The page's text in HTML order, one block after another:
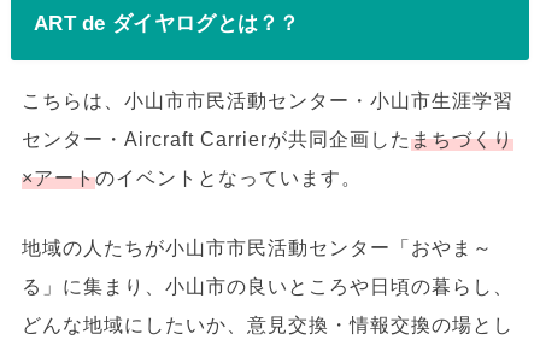
ART de ダイヤログとは？？
こちらは、小山市市民活動センター・小山市生涯学習
センター・Aircraft Carrierが共同企画したまちづくり
×アートのイベントとなっています。
地域の人たちが小山市市民活動センター「おやま～
る」に集まり、小山市の良いところや日頃の暮らし、
どんな地域にしたいか、意見交換・情報交換の場とし